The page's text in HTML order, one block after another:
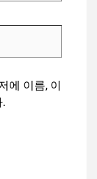
에 이름, 이